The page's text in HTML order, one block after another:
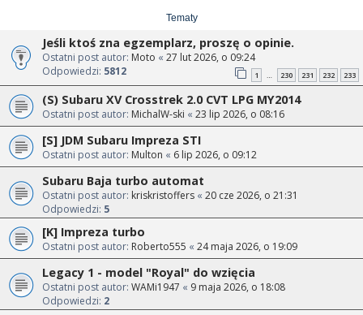
Tematy
Jeśli ktoś zna egzemplarz, proszę o opinie.
Ostatni post autor: Moto « 27 lut 2026, o 09:24
Odpowiedzi: 5812 1 … 230 231 232 233
(S) Subaru XV Crosstrek 2.0 CVT LPG MY2014
Ostatni post autor: MichalW-ski « 23 lip 2026, o 08:16
[S] JDM Subaru Impreza STI
Ostatni post autor: Multon « 6 lip 2026, o 09:12
Subaru Baja turbo automat
Ostatni post autor: kriskristoffers « 20 cze 2026, o 21:31
Odpowiedzi: 5
[K] Impreza turbo
Ostatni post autor: Roberto555 « 24 maja 2026, o 19:09
Legacy 1 - model "Royal" do wzięcia
Ostatni post autor: WAMi1947 « 9 maja 2026, o 18:08
Odpowiedzi: 2